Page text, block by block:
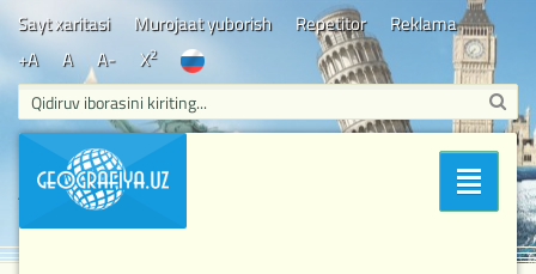
Sayt xaritasi Murojaat yuborish Repetitor
Reklama
+A
A A- X2
Bo'limlar
Bosh sahifa/Muhim va mashhur sanalar
/ 1938-yil 15-yanvar –
Toshkent, Samarqand va Farg`ona viloyatlari tashkil qilingan kun.